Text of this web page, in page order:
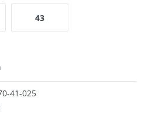
43
41-025